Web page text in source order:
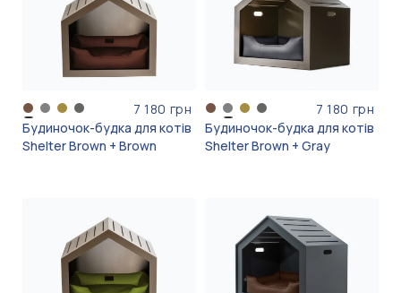
7 180 грн
Будиночок-будка для котів
Shelter Brown + Brown
7 180 грн
Будиночок-будка для котів
Shelter Brown + Gray